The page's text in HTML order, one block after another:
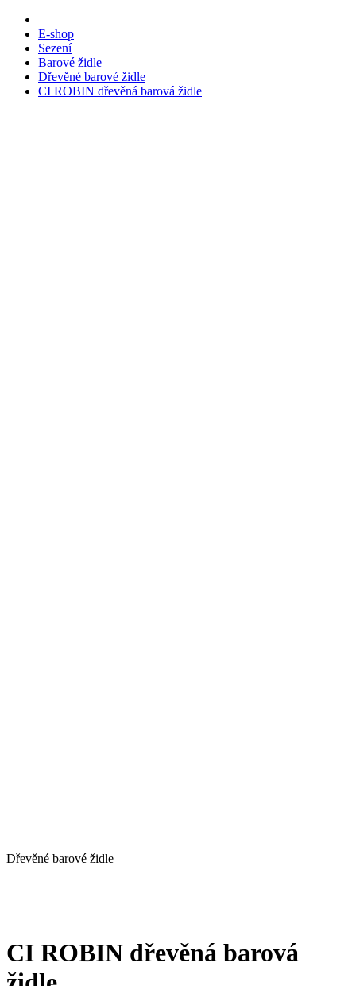
E-shop
Sezení
Barové židle
Dřevěné barové židle
CI ROBIN dřevěná barová židle
Dřevěné barové židle
CI ROBIN dřevěná barová